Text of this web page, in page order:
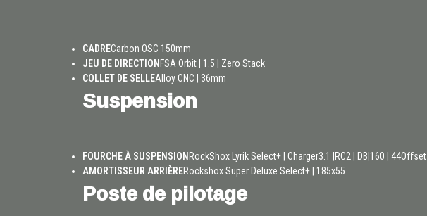
CADRECarbon OSC 150mm
JEU DE DIRECTION FSA Orbit | 1.5 | Zero Stack
COLLET DE SELLEAlloy CNC | 36mm
Suspension
FOURCHE À SUSPENSION RockShox Lyrik Select+ | Charger3.1 |RC2 | DB|160 | 44Offset
AMORTISSEUR ARRIÈRERockshox Super Deluxe Select+ | 185x55
Poste de pilotage